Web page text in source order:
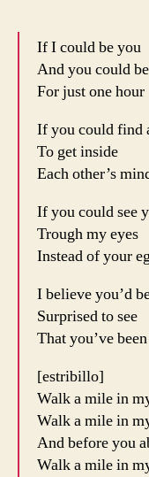
If I could be you
And you could
For just one hour
If you could find
To get inside
Each other’s
If you could see
Trough my eyes
Instead of your
I believe you’d
Surprised to see
That you’ve
[estribillo]
Walk a mile in
Walk a mile in
And before you
Walk a mile in